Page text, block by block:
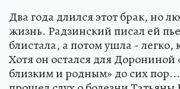
Два года длился этот брак, но
жизнь. Радзинский писал ей
блистала, а потом ушла -
Хотя он остался для
близким и родным» до сих